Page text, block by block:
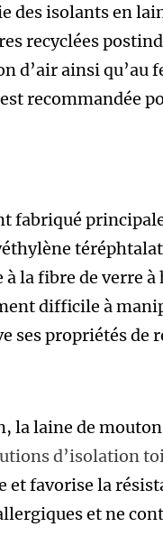
des isolants en
recyclées
d’air ainsi qu’au
recommandée
fabriqué
la fibre de verre à
difficile à
ses propriétés de
la laine de
d’isolation
favorise la
et ne